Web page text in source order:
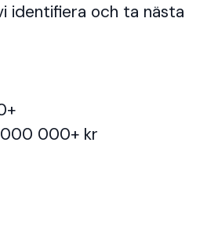
identifiera och ta nästa
000+ kr